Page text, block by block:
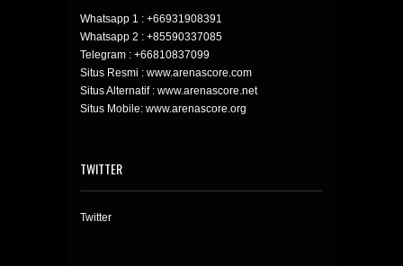
Whatsapp 1 : +66931908391
Whatsapp 2 : +85590337085
Telegram : +66810837099
Situs Resmi : www.arenascore.com
Situs Alternatif : www.arenascore.net
Situs Mobile: www.arenascore.org
TWITTER
Twitter